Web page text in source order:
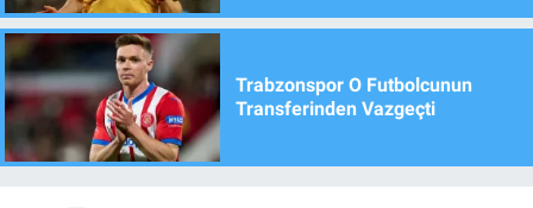
Trabzonspor O Futbolcunun
Transferinden Vazgeçti